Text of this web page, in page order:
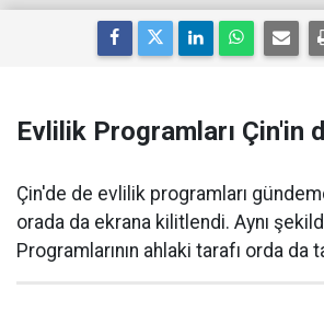
Evlilik Programları Çin'in
Çin'de de evlilik programları
orada da ekrana kilitlendi. Aynı
Programlarının ahlaki tarafı orda da